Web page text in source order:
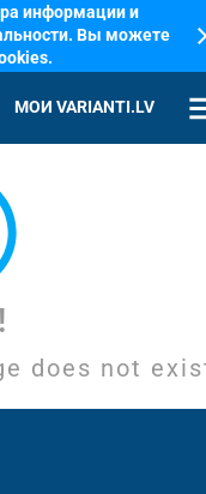
информации и
Вы можете
МОИ VARIANTI.LV
does not